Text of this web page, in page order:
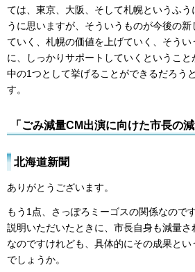
ては、東京、大阪、そして札幌というふ
うに思いますが、そういうものが今後の
ていく、札幌の価値を上げていく、そうい
に、しっかりサポートしていくというこ
中の1つとして挙げることができるだろう
す。
「ごみ減量CM出演に向けた市長の
北海道新聞
ありがとうございます。
もう1点、さっぽろミーゴスの関係なので
説明いただいたときに、市長自身も減量さ
なのですけれども、具体的にその成果と
でしょうか。